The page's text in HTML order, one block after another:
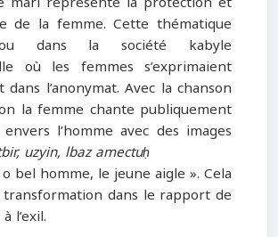
de la femme. Cette thématique
dans la société kabyle
où les femmes s’exprimaient
l’anonymat. Avec la chanson
la femme chante publiquement
l’homme avec des images
uzyin, lbaz amectuḥ
bel homme, le jeune aigle ». Cela
dans le rapport de
l’exil.